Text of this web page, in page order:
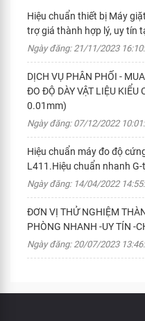
Hiệu chuẩn thiết bị Máy
trợ giá thành hợp lý, uy tín
Ngày đăng: 21/11/2023
DỊCH VỤ PHÂN PHỐI -
ĐO ĐỘ DÀY VẬT LIỆU
0.01mm)
Ngày đăng: 07/12/2022
Hiệu chuẩn máy đo độ
L411.Hiệu chuẩn nhanh G-
Ngày đăng: 14/04/2022
ĐƠN VỊ THỬ NGHIỆM
PHÒNG NHANH -UY TÍN -
Ngày đăng: 20/07/2023